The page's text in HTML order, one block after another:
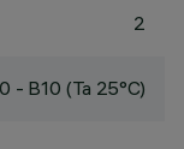
2
- B10 (Ta 25°C)